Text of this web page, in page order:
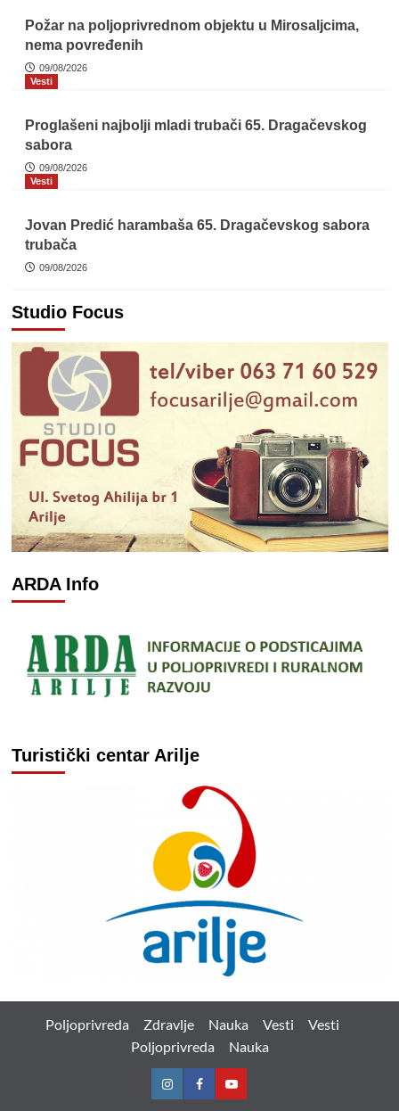
Požar na poljoprivrednom objektu u Mirosaljcima,
nema povređenih
09/08/2026
Vesti
Proglašeni najbolji mladi trubači 65. Dragačevskog
sabora
09/08/2026
Vesti
Jovan Predić harambaša 65. Dragačevskog sabora
trubača
09/08/2026
Studio Focus
ARDA Info
Turistički centar Arilje
Poljoprivreda Zdravlje Nauka Vesti
Vesti
Poljoprivreda
Nauka
InstagramFacebookYoutube